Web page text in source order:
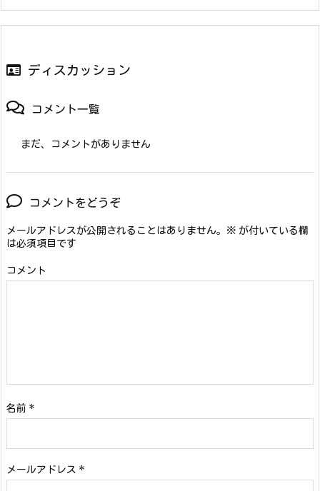
ディスカッション
コメント一覧
まだ、コメントがありません
コメントをどうぞ
メールアドレスが公開されることはありません。 ※ が付いている欄
は必須項目です
コメント
名前 *
メールアドレス *